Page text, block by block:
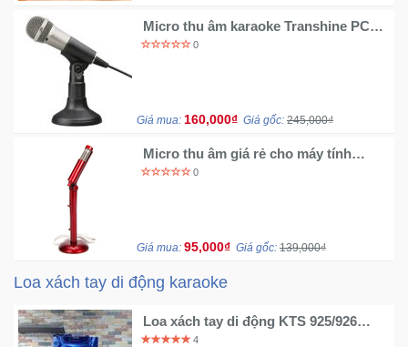
Micro thu âm karaoke Transhine PC
309
0
Giá mua: 160,000₫ Giá gốc: 245,000₫
Micro thu âm giá rẻ cho máy tính
Apple AM502
0
Giá mua: 95,000₫ Giá gốc: 139,000₫
Loa xách tay di động karaoke
Loa xách tay di động KTS 925/926
tặng kèm một mic hát karaoke
4